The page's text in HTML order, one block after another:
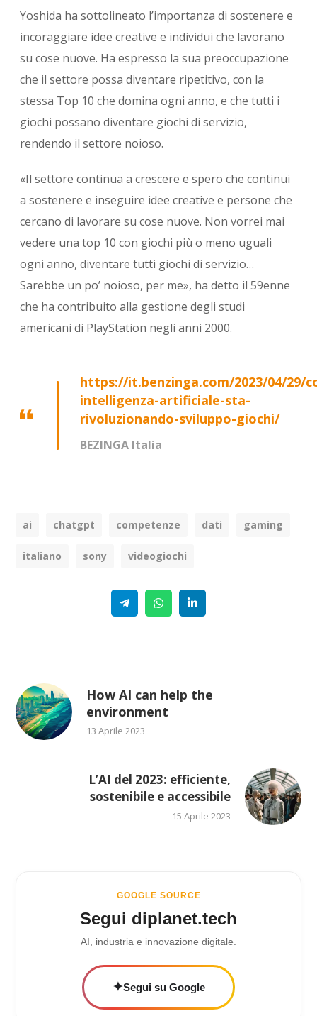
Yoshida ha sottolineato l’importanza di sostenere e
incoraggiare idee creative e individui che lavorano
su cose nuove. Ha espresso la sua preoccupazione
che il settore possa diventare ripetitivo, con la
stessa Top 10 che domina ogni anno, e che tutti i
giochi possano diventare giochi di servizio,
rendendo il settore noioso.
«Il settore continua a crescere e spero che continui
a sostenere e inseguire idee creative e persone che
cercano di lavorare su cose nuove. Non vorrei mai
vedere una top 10 con giochi più o meno uguali
ogni anno, diventare tutti giochi di servizio…
Sarebbe un po’ noioso, per me», ha detto il 59enne
che ha contribuito alla gestione degli studi
americani di PlayStation negli anni 2000.
https://it.benzinga.com/2023/04/29/
intelligenza-artificiale-sta-
rivoluzionando-sviluppo-giochi/
BEZINGA Italia
ai chatgpt competenze dati gaming
italiano sony videogiochi
TelegramWhatsApp
How AI can help the
environment
13 Aprile 2023
L’AI del 2023: efficiente,
sostenibile e accessibile
15 Aprile 2023
GOOGLE SOURCE
Segui diplanet.tech
AI, industria e innovazione digitale.
✦Segui su Google